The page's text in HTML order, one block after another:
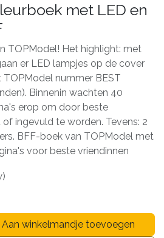
met LED en
TOPModel! Het highlight: met
er LED lampjes op de cover
nummer BEST
Binnenin wachten 40
erop om door beste
ingevuld te worden. Tevens: 2
BFF-boek van TOPModel met
voor beste vriendinnen
Aan winkelmandje toevoegen